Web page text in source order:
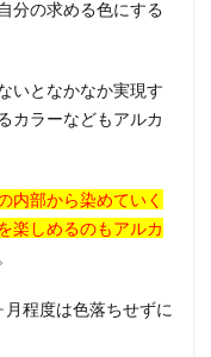
分の求める色にする
いとなかなか実現す
カラーなどもアルカ
内部から染めていく
楽しめるのもアルカ
程度は色落ちせずに